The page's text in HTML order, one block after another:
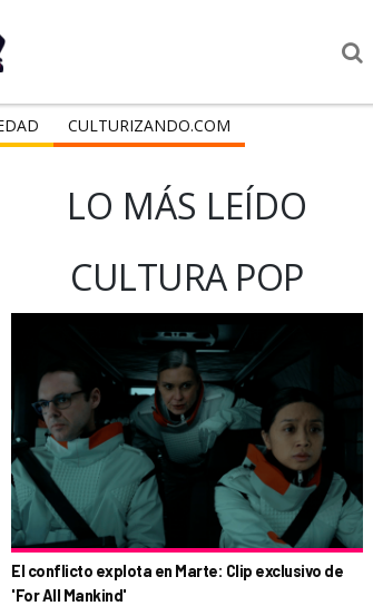
CULTURIZANDO.COM
LO MÁS LEÍDO
CULTURA POP
El conflicto explota en Marte: Clip exclusivo de
'For All Mankind'